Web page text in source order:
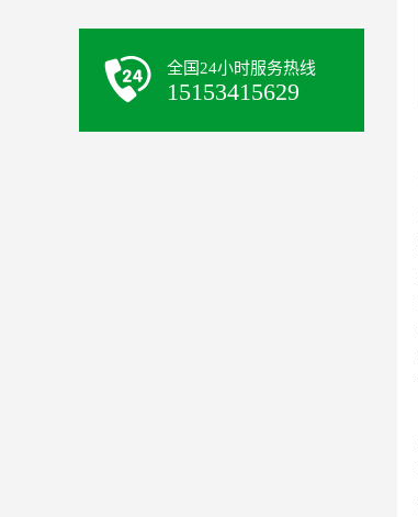
全国24小时服务热线
15153415629